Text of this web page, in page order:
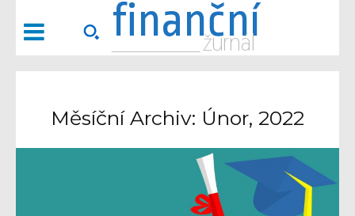
finanční
___________ žurnál
Měsíční Archiv: Únor, 2022